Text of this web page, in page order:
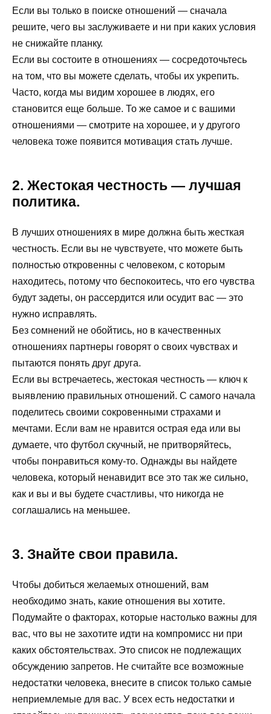
Если вы только в поиске отношений — сначала
решите, чего вы заслуживаете и ни при каких условия
не снижайте планку.
Если вы состоите в отношениях — сосредоточьтесь
на том, что вы можете сделать, чтобы их укрепить.
Часто, когда мы видим хорошее в людях, его
становится еще больше. То же самое и с вашими
отношениями — смотрите на хорошее, и у другого
человека тоже появится мотивация стать лучше.
2. Жестокая честность — лучшая
политика.
В лучших отношениях в мире должна быть жесткая
честность. Если вы не чувствуете, что можете быть
полностью откровенны с человеком, с которым
находитесь, потому что беспокоитесь, что его чувства
будут задеты, он рассердится или осудит вас — это
нужно исправлять.
Без сомнений не обойтись, но в качественных
отношениях партнеры говорят о своих чувствах и
пытаются понять друг друга.
Если вы встречаетесь, жестокая честность — ключ к
выявлению правильных отношений. С самого начала
поделитесь своими сокровенными страхами и
мечтами. Если вам не нравится острая еда или вы
думаете, что футбол скучный, не притворяйтесь,
чтобы понравиться кому-то. Однажды вы найдете
человека, который ненавидит все это так же сильно,
как и вы и вы будете счастливы, что никогда не
соглашались на меньшее.
3. Знайте свои правила.
Чтобы добиться желаемых отношений, вам
необходимо знать, какие отношения вы хотите.
Подумайте о факторах, которые настолько важны для
вас, что вы не захотите идти на компромисс ни при
каких обстоятельствах. Это список не подлежащих
обсуждению запретов. Не считайте все возможные
недостатки человека, внесите в список только самые
неприемлемые для вас. У всех есть недостатки и